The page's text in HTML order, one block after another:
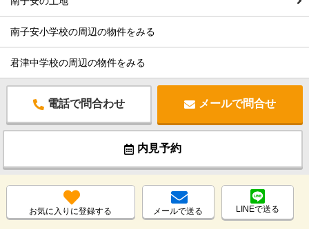
南子安小学校の周辺の物件をみる
君津中学校の周辺の物件をみる
電話で問合わせ メールで問合せ
内見予約
お気に入りに登録する メールで送る LINEで送る